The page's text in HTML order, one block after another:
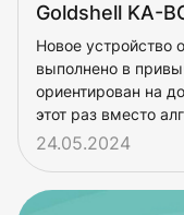
Goldshell KA-
Новое устройство
выполнено в
ориентирован на
этот раз вместо
поддерживает
24.05.2024